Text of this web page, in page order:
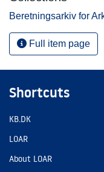
Beretningsarkiv for
Full item page
Shortcuts
KB.DK
LOAR
About LOAR